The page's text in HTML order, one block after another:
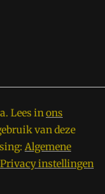
Lees inons
van deze
Algemene
Privacy instellingen